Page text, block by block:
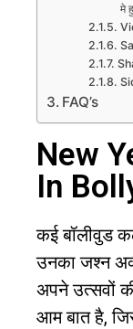
मे
FAQ’s
New
In
कई बॉलीवुड
उनका जश्न
अपने उत्सवों
आम बात है,